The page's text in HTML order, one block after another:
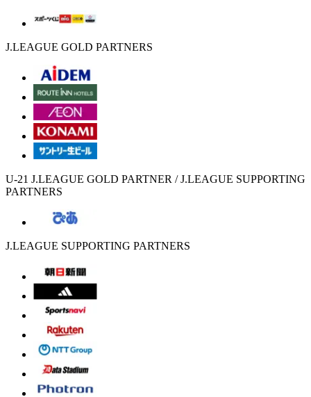
J.LEAGUE GOLD PARTNERS
U-21 J.LEAGUE GOLD PARTNER / J.LEAGUE SUPPORTING
PARTNERS
J.LEAGUE SUPPORTING PARTNERS